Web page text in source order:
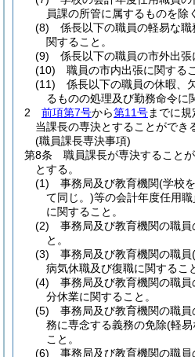
員課の所管に属するものを除
(8)
係長以下の職員の軽易な
関すること。
(9)
係長以下の職員の市外出張
(10)
職員の市内出張に関する
(11)
係長以下の職員の休暇、
るものの処理及び勤務命令に
2
前項第7号から第11号までに
当課長の専決とすることができ
(職員課長専決事項)
第8条
職員課長が専決すること
とする。
(1)
事務局及び教育機関(学校
て同じ。)等の会計年度任用
に関すること。
(2)
事務局及び教育機関の職
と。
(3)
事務局及び教育機関の職員
病気休職及び復職に関するこ
(4)
事務局及び教育機関の職
分休業に関すること。
(5)
事務局及び教育機関の職
務に専念する義務の免除(軽易
こと。
(6)
事務局及び教育機関の職